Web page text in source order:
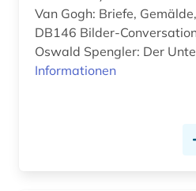
arabische philosophie (1)
arabische schrift (1)
arabistik (7)
arbeitsmarkt (1)
Makedonien (1)
Mittelamerika (1)
Van Gogh: Briefe,
DB146 Bilder-
Oswald Spengler: Der
Informationen